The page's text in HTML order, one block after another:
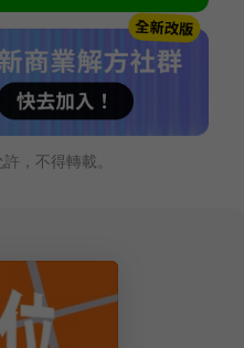
，不得轉載。